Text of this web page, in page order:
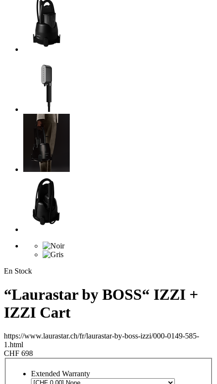
En Stock
“Laurastar by BOSS“ IZZI +
IZZI Cart
https://www.laurastar.ch/fr/laurastar-by-boss-izzi/000-0149-585-
1.html
CHF 698
Extended Warranty